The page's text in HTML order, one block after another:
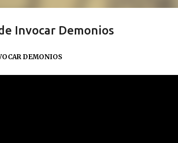
Invocar Demonios
DEMONIOS